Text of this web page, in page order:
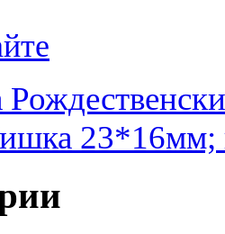
23*16мм;